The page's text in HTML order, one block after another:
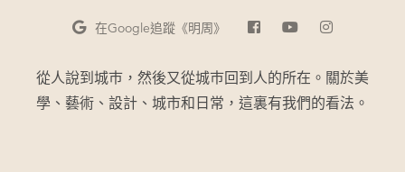
在Google追蹤《明周》
從人說到城巿，然後又從城巿回到人的所在。關於美
學、藝術、設計、城市和日常，這裏有我們的看法。